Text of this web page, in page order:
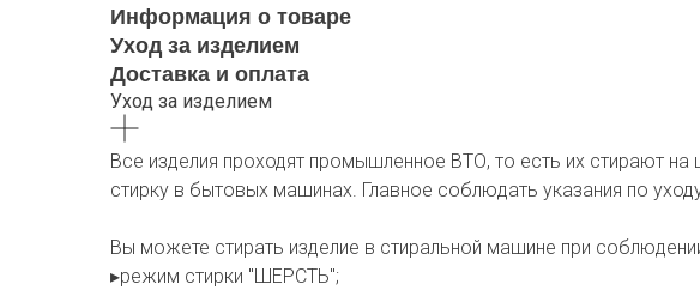
Информация о товаре
Уход за изделием
Доставка и оплата
Уход за изделием
Все изделия проходят промышленное ВТО, то есть их стирают
стирку в бытовых машинах. Главное соблюдать указания по
Вы можете стирать изделие в стиральной машине при
▸режим стирки "ШЕРСТЬ";